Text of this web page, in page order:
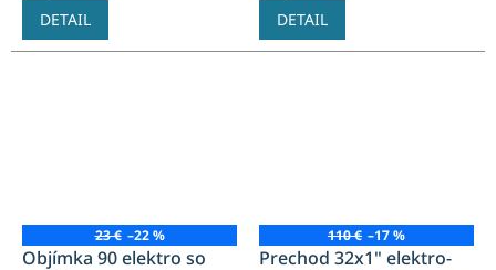
DETAIL DETAIL
23 € –22 %
Objímka 90 elektro so
110 € –17 %
Prechod 32x1" elektro-